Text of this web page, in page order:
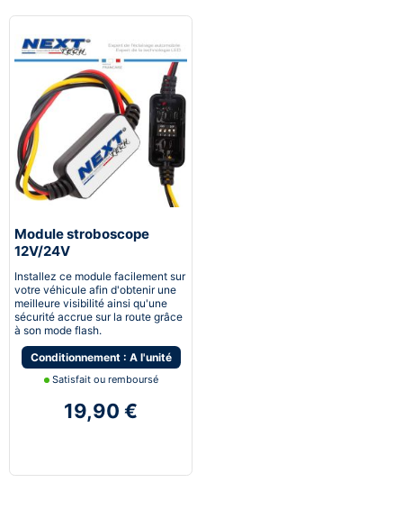
Module stroboscope
12V/24V
Installez ce module facilement sur
votre véhicule afin d'obtenir une
meilleure visibilité ainsi qu'une
sécurité accrue sur la route grâce
à son mode flash.
Conditionnement : A l'unité
Satisfait ou remboursé
19,90 €